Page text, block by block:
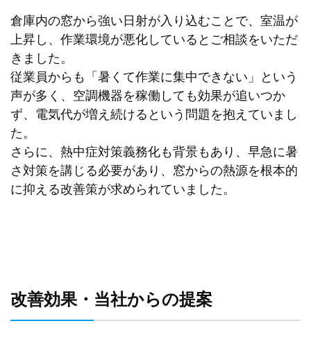
倉庫内の窓から強い日射が入り込むことで、室温が
上昇し、作業環境が悪化しているとご相談をいただ
きました。
従業員からも「暑くて作業に集中できない」という
声が多く、空調機器を稼働しても効果が追いつか
ず、電気代が増え続けるという問題を抱えていまし
た。
さらに、熱中症対策義務化も背景もあり、早急に暑
さ対策を講じる必要があり、窓からの熱源を根本的
に抑える改善策が求められていました。
改善効果・当社からの提案